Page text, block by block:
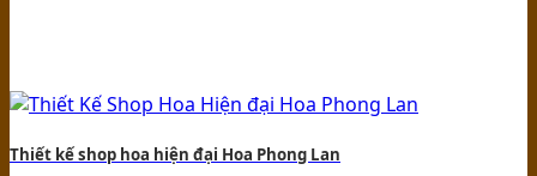
Thiết kế shop hoa hiện đại Hoa Phong Lan